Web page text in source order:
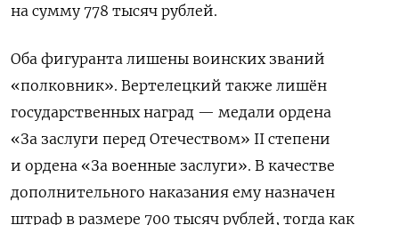
на сумму 778 тысяч рублей.
Оба фигуранта лишены воинских званий
«полковник». Вертелецкий также лишён
государственных наград — медали ордена
«За заслуги перед Отечеством» II степени
и ордена «За военные заслуги». В качестве
дополнительного наказания ему назначен
штраф в размере 700 тысяч рублей, тогда как